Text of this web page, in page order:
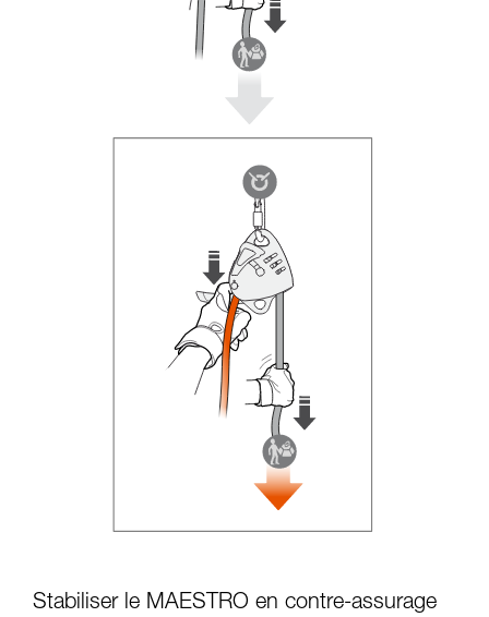
Stabiliser le MAESTRO en contre-assurage